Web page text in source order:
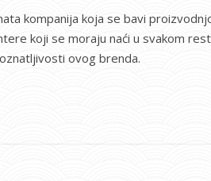
kompanija koja se bavi
koji se moraju naći u svakom
ovog brenda.